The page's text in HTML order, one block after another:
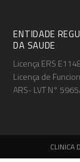
ENTIDADE
DA SAUDE
Licença ERS
Licença de
ARS- LVT N°
CLINICA